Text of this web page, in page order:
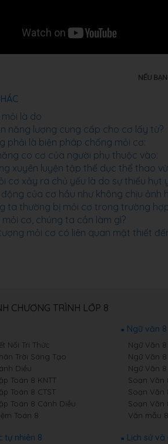
mỏi là do
năng lượng cung cấp cho cơ lấy từ?
phải là biện pháp chống mỏi cơ:
co cơ của người phụ thuộc vào:
xuyên luyện tập thể dục thể thao
cơ xảy ra chủ yếu là do sự thiếu hụt
của cơ hầu như không chịu ảnh
ta thường bị mỏi cơ trong trường
mỏi cơ, chúng ta cần làm gì?
mỏi cơ có liên quan mật thiết
CHƯƠNG TRÌNH LỚP 8
Nối Tri Thức
Trời Sáng Tạo
Diều
Toán 8 KNTT
Toán 8 CTST
Toán 8 Cánh Diều
Toán 8
Ngữ văn 8
Ngữ Văn 8
Ngữ Văn
Ngữ Văn
Soạn Văn
Soạn Văn
Soạn Văn
Văn mẫu 8
tự nhiên 8 Lịch sử